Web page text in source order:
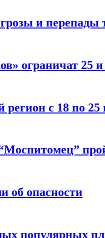
и перепады
ограничат 25
с 18 по
об опасности
популярных